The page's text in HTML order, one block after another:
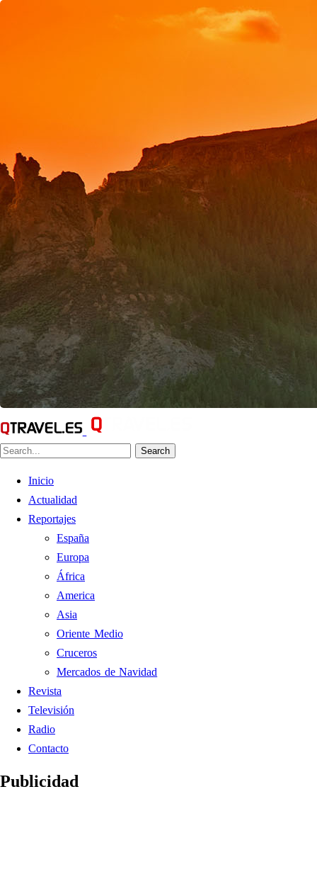
Search
Inicio
Actualidad
Reportajes
España
Europa
África
America
Asia
Oriente Medio
Cruceros
Mercados de Navidad
Revista
Televisión
Radio
Contacto
Publicidad